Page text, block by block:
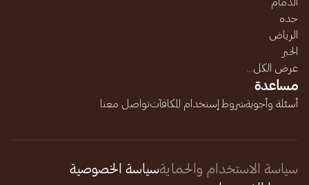
جده
الرياض
الخبر
عرض الكل...
مساعدة
أسئلة وأجوبةشروط إستخدام المكافآتتواصل معنا
سياسة الاستخدام والحمايةسياسة الخصوصية